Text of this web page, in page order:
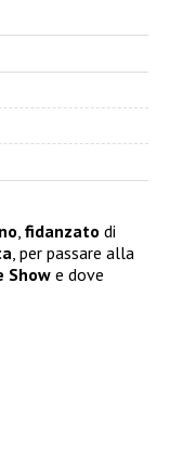
, fidanzato di
, per passare alla
Showe dove